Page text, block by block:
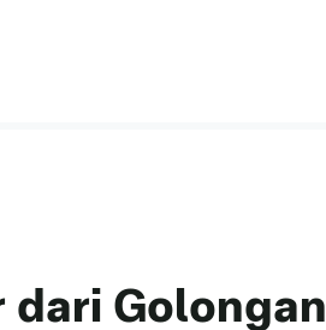
dari Golongan